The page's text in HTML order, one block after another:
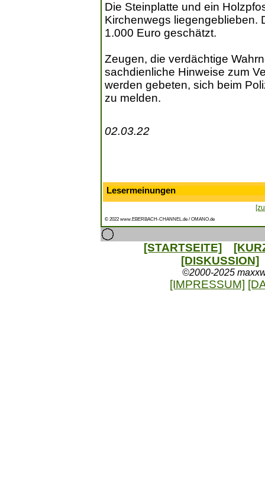
Die Steinplatte und ein
Kirchenwegs liegengeblieben.
1.000 Euro geschätzt.
Zeugen, die verdächtige
sachdienliche Hinweise zum
werden gebeten, sich beim
zu melden.
02.03.22
Lesermeinungen
© 2022 www.EBERBACH-CHANNEL.de / OMANO.de
[STARTSEITE]
[DISKUSSION]
©2000-2025
[IMPRESSUM]